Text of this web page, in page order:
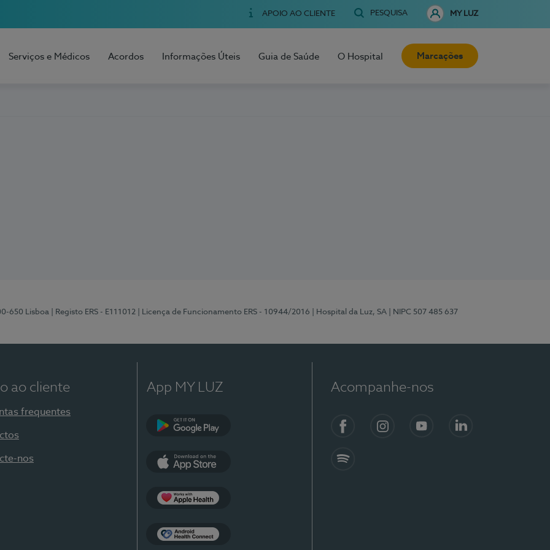
APOIO AO CLIENTE PESQUISA MY LUZ
Serviços e Médicos Acordos Informações Úteis Guia de Saúde O Hospital Marcações
650 Lisboa | Registo ERS - E111012 | Licença de Funcionamento ERS - 10944/2016 | Hospital da Luz, SA | NIPC 507 485 637
ao cliente
frequentes
nos
App MY LUZ Acompanhe-nos